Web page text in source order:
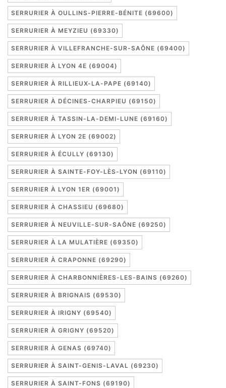
SERRURIER À OULLINS-PIERRE-BÉNITE (69600)
SERRURIER À MEYZIEU (69330)
SERRURIER À VILLEFRANCHE-SUR-SAÔNE (69400)
SERRURIER À LYON 4E (69004)
SERRURIER À RILLIEUX-LA-PAPE (69140)
SERRURIER À DÉCINES-CHARPIEU (69150)
SERRURIER À TASSIN-LA-DEMI-LUNE (69160)
SERRURIER À LYON 2E (69002)
SERRURIER À ÉCULLY (69130)
SERRURIER À SAINTE-FOY-LÈS-LYON (69110)
SERRURIER À LYON 1ER (69001)
SERRURIER À CHASSIEU (69680)
SERRURIER À NEUVILLE-SUR-SAÔNE (69250)
SERRURIER À LA MULATIÈRE (69350)
SERRURIER À CRAPONNE (69290)
SERRURIER À CHARBONNIÈRES-LES-BAINS (69260)
SERRURIER À BRIGNAIS (69530)
SERRURIER À IRIGNY (69540)
SERRURIER À GRIGNY (69520)
SERRURIER À GENAS (69740)
SERRURIER À SAINT-GENIS-LAVAL (69230)
SERRURIER À SAINT-FONS (69190)